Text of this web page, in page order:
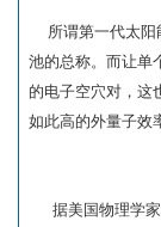
所谓第一代太阳
池的总称。而让单
的电子空穴对，这
如此高的外量子效
据美国物理学家